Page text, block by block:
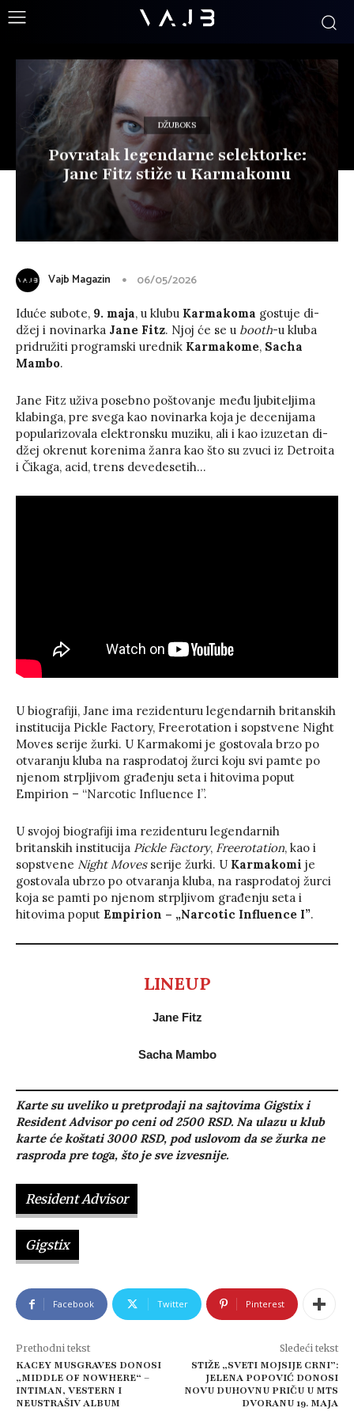
DŽUBOKS
Povratak legendarne selektorke:
Jane Fitz stiže u Karmakomu
Vajb Magazin 06/05/2026
Iduće subote, 9. maja, u klubu Karmakoma gostuje di-
džej i novinarka Jane Fitz. Njoj će se u booth-u kluba
pridružiti programski urednik Karmakome, Sacha
Mambo.
Jane Fitz uživa posebno poštovanje među ljubiteljima
klabinga, pre svega kao novinarka koja je decenijama
popularizovala elektronsku muziku, ali i kao izuzetan di-
džej okrenut korenima žanra kao što su zvuci iz Detroita
i Čikaga, acid, trens devedesetih…
U biografiji, Jane ima rezidenturu legendarnih britanskih
institucija Pickle Factory, Freerotation i sopstvene Night
Moves serije žurki. U Karmakomi je gostovala brzo po
otvaranju kluba na rasprodatoj žurci koju svi pamte po
njenom strpljivom građenju seta i hitovima poput
Empirion – “Narcotic Influence I”.
U svojoj biografiji ima rezidenturu legendarnih
britanskih institucija Pickle Factory, Freerotation, kao i
sopstvene Night Movesserije žurki. U Karmakomi je
gostovala ubrzo po otvaranja kluba, na rasprodatoj žurci
koja se pamti po njenom strpljivom građenju seta i
hitovima poput Empirion – „Narcotic Influence I”.
LINEUP
Jane Fitz
Sacha Mambo
Karte su uveliko u pretprodaji na sajtovima Gigstix i
Resident Advisor po ceni od 2500 RSD. Na ulazu u klub
karte će koštati 3000 RSD, pod uslovom da se žurka ne
rasproda pre toga, što je sve izvesnije.
Resident Advisor
Gigstix
Facebook Twitter Pinterest
Prethodni tekst
KACEY MUSGRAVES DONOSI
„MIDDLE OF NOWHERE“ –
INTIMAN, VESTERN I
NEUSTRAŠIV ALBUM
Sledeći tekst
STIŽE „SVETI MOJSIJE CRNI”:
JELENA POPOVIĆ DONOSI
NOVU DUHOVNU PRIČU U MTS
DVORANU 19. MAJA